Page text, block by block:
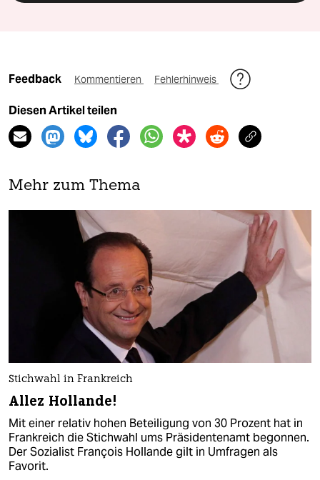
Feedback Kommentieren Fehlerhinweis
Diesen Artikel teilen
Mehr zum Thema
Stichwahl in Frankreich
Allez Hollande!
Mit einer relativ hohen Beteiligung von 30 Prozent hat in
Frankreich die Stichwahl ums Präsidentenamt begonnen.
Der Sozialist François Hollande gilt in Umfragen als
Favorit.